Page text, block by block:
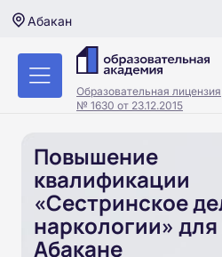
Абакан
Образовательная лицензия
№ 1630 от 23.12.2015
Повышение
квалификации
«Сестринское
наркологии» для
Абакане